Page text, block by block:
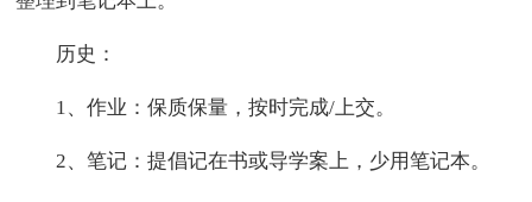
历史：
1、作业：保质保量，按时完成/上交。
2、笔记：提倡记在书或导学案上，少用笔记本。